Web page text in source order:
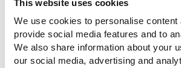
This website uses cookies
We use cookies to personalise content
provide social media features and to
We also share information about your
our social media, advertising and
Ulkomaalaisten
Riihimäellä ja Lopella